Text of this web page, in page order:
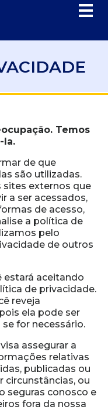
Temos
la.
de que
são utilizadas.
sites externos que
a ser acessados,
de acesso,
a política de
pelo
de outros
estará aceitando
de privacidade.
reveja
ela pode ser
for necessário.
assegurar a
relativas
publicadas ou
circunstâncias, ou
seguras conosco e
fora da nossa